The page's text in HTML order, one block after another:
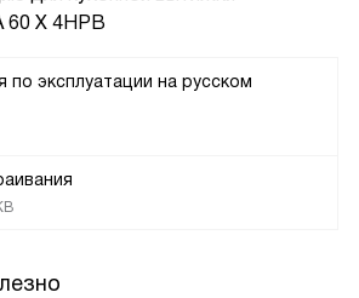
60 X 4HPB
по эксплуатации на русском